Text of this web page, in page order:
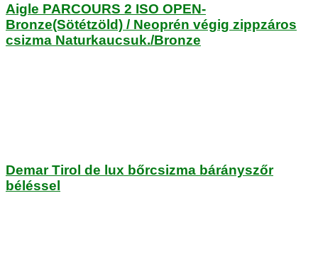
Aigle PARCOURS 2 ISO OPEN-
Bronze(Sötétzöld) / Neoprén végig zippzáros
csizma Naturkaucsuk./Bronze
Demar Tirol de lux bőrcsizma bárányszőr
béléssel